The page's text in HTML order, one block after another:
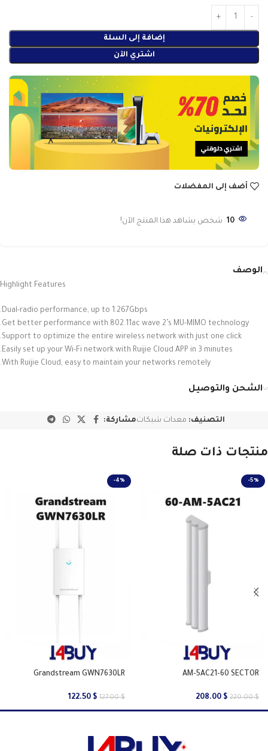
إضافة إلى السلة
اشتري الآن
أضف إلى المفضلات
10 شخص يشاهد هذا المنتج الآن!
الوصف
Highlight Features
Dual-radio performance, up to 1.267Gbps.
Get better performance with 802.11ac wave 2’s MU-MIMO technology.
Support to optimize the entire wireless network with just one click.
Easily set up your Wi-Fi network with Ruijie Cloud APP in 3 minutes.
With Ruijie Cloud, easy to maintain your networks remotely.
الشحن والتوصيل
التصنيف: معدات شبكاتمشاركة:
منتجات ذات صلة
-5%
AM-5AC21-60 SECTOR
220.00$
208.00 $
-4%
Grandstream GWN7630LR
127.00$
122.50 $